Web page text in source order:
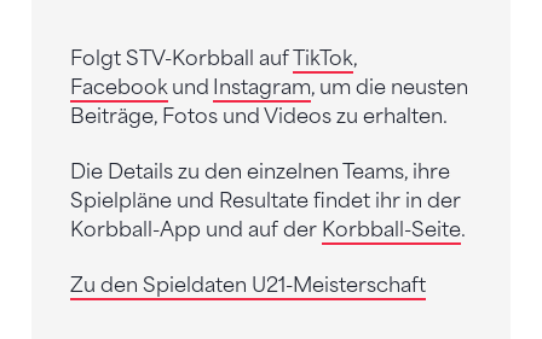
Folgt STV-Korbball auf TikTok,
Facebook und Instagram, um die neusten
Beiträge, Fotos und Videos zu erhalten.
Die Details zu den einzelnen Teams, ihre
Spielpläne und Resultate findet ihr in der
Korbball-App und auf der Korbball-Seite.
Zu den Spieldaten U21-Meisterschaft